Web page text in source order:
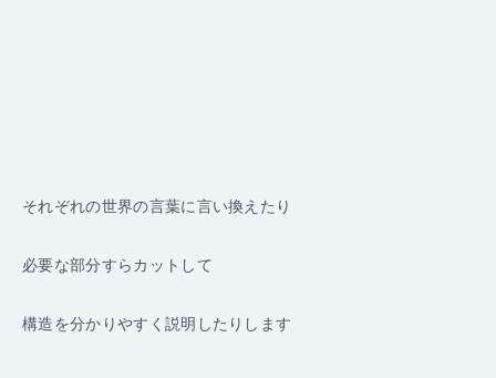
それぞれの世界の言葉に言い換えたり
必要な部分すらカットして
構造を分かりやすく説明したりします